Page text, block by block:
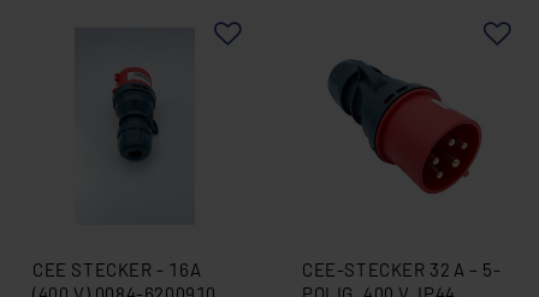
CEE STECKER - 16A
CEE-STECKER 32 A – 5-